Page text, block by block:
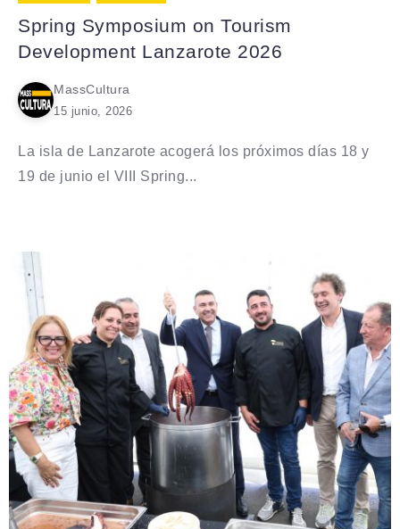
Spring Symposium on Tourism
Development Lanzarote 2026
MassCultura
15 junio, 2026
La isla de Lanzarote acogerá los próximos días 18 y
19 de junio el VIII Spring...